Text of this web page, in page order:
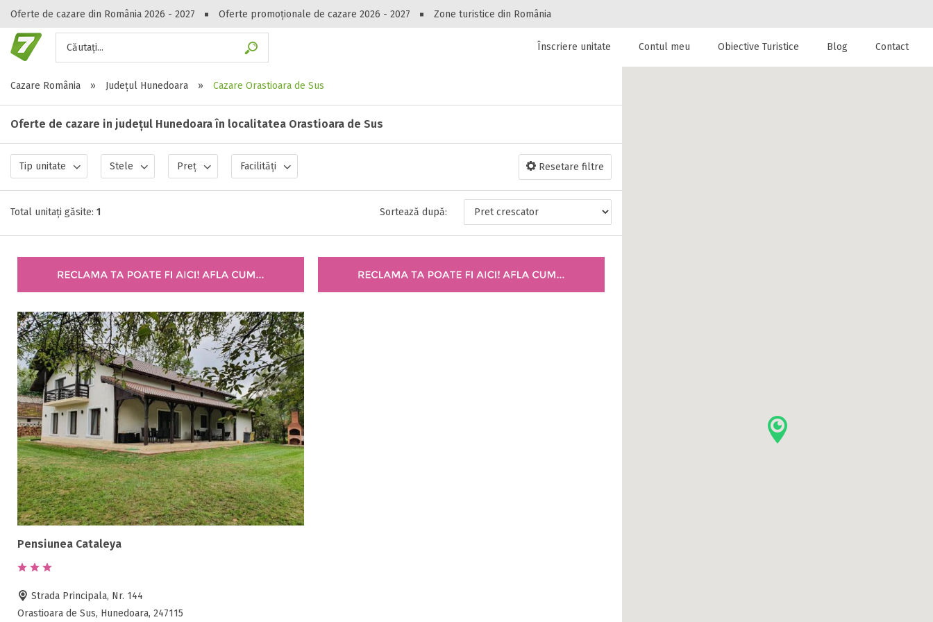
Oferte de cazare din România 2026 - 2027 Oferte promoționale de cazare 2026 - 2027 Zone turistice din România
Căutați...
Peste 10544 oferte de cazare!
Gasești hoteluri, pensiuni, vile, apartamente sau alte unitați de cazare la
Înscriere unitate Contul meu Obiective Turistice Blog Contact
Cazare România
» Județul Hunedoara » Cazare Orastioara de Sus
Oferte de cazare in județul Hunedoara în localitatea Orastioara de Sus
Tip unitate Stele Preț Facilități Resetare filtre
Total unitați găsite: 1 Sortează după:
Pensiunea Cataleya
Strada Principala, Nr. 144
Orastioara de Sus, Hunedoara, 247115